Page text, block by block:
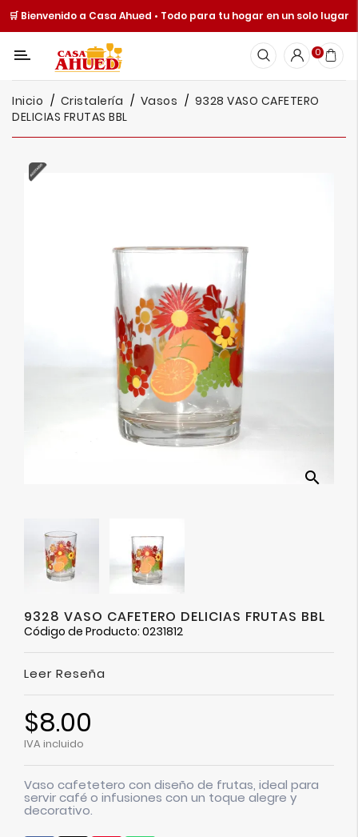
🛒 Bienvenido a Casa Ahued • Todo para tu hogar en un solo lugar
Categoría
Cocina
Y
Mesa
Hogar
0
Inicio Cristalería Vasos
9328 VASO CAFETERO
DELICIAS FRUTAS BBL
search
9328 VASO CAFETERO DELICIAS FRUTAS BBL
Código de Producto: 0231812
Leer Reseña
$8.00
IVA incluido
Vaso cafetetero con diseño de frutas, ideal para
servir café o infusiones con un toque alegre y
decorativo.